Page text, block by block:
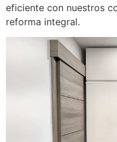
eficiente con nuestros
reforma integral.